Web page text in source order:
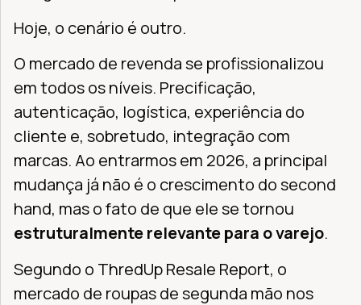
Hoje, o cenário é outro.
O mercado de revenda se profissionalizou
em todos os níveis. Precificação,
autenticação, logística, experiência do
cliente e, sobretudo, integração com
marcas. Ao entrarmos em 2026, a principal
mudança já não é o crescimento do second
hand, mas o fato de que ele se tornou
estruturalmente relevante para o varejo.
Segundo o ThredUp Resale Report, o
mercado de roupas de segunda mão nos